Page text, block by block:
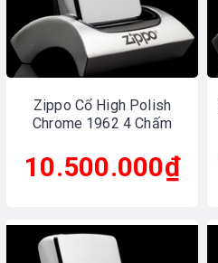
Zippo Cổ High Polish
Chrome 1962 4 Chấm
10.500.000₫